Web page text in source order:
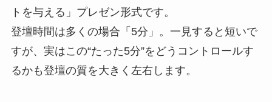
トを与える」プレゼン形式です。
登壇時間は多くの場合「5分」。一見すると短いで
すが、実はこの“たった5分”をどうコントロールす
るかも登壇の質を大きく左右します。